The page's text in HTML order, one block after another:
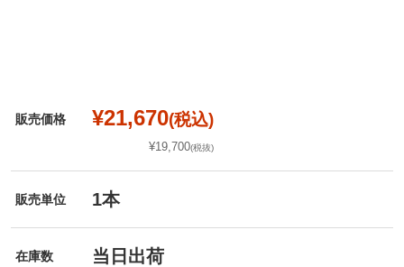
販売価格 ¥21,670(税込)
¥19,700(税抜)
販売単位 1本
在庫数 当日出荷